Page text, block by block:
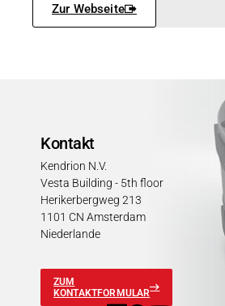
Zur Webseite
Kontakt
Kendrion N.V.
Vesta Building - 5th floor
Herikerbergweg 213
1101 CN Amsterdam
Niederlande
ZUM
KONTAKTFORMULAR